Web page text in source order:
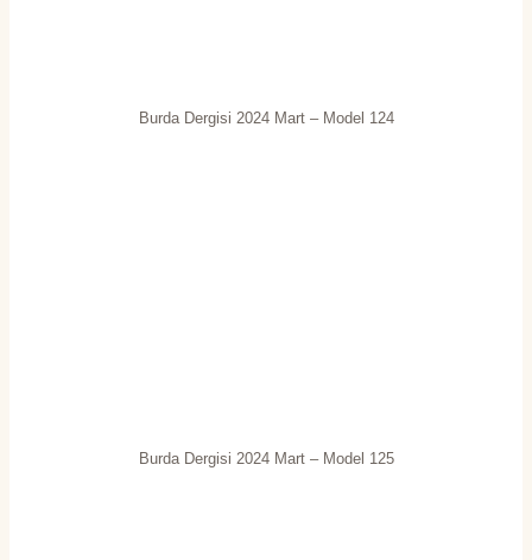
Burda Dergisi 2024 Mart – Model 124
Burda Dergisi 2024 Mart – Model 125